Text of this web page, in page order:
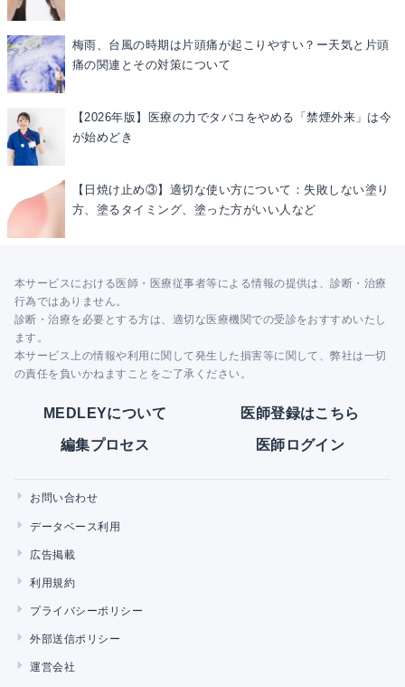
梅雨、台風の時期は片頭痛が起こりやすい？ー天気と片頭
痛の関連とその対策について
【2026年版】医療の力でタバコをやめる「禁煙外来」は今
が始めどき
【日焼け止め③】適切な使い方について：失敗しない塗り
方、塗るタイミング、塗った方がいい人など
本サービスにおける医師・医療従事者等による情報の提供は、診断・治療
行為ではありません。
診断・治療を必要とする方は、適切な医療機関での受診をおすすめいたし
ます。
本サービス上の情報や利用に関して発生した損害等に関して、弊社は一切
の責任を負いかねますことをご了承ください。
MEDLEYについて 医師登録はこちら
編集プロセス 医師ログイン
お問い合わせ
データベース利用
広告掲載
利用規約
プライバシーポリシー
外部送信ポリシー
運営会社